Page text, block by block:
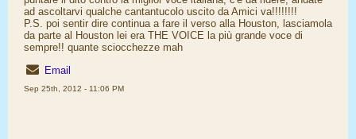
ad ascoltarvi qualche cantantucolo uscito da Amici va!!!!!!!!
P.S. poi sentir dire continua a fare il verso alla Houston, lasciamola
da parte al Houston lei era THE VOICE la più grande voce di
sempre!! quante sciocchezze mah
Email
Sep 25th, 2012 - 11:06 PM